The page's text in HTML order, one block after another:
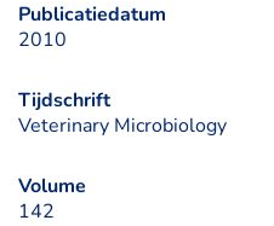
Publicatiedatum
2010
Tijdschrift
Veterinary Microbiology
Volume
142